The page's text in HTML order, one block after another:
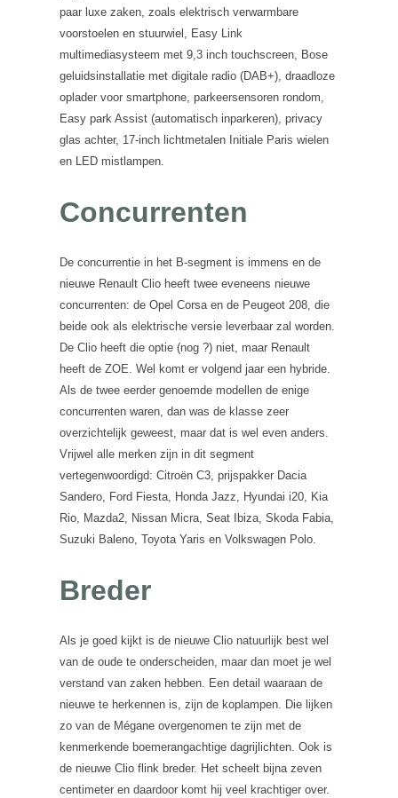
paar luxe zaken, zoals elektrisch verwarmbare
voorstoelen en stuurwiel, Easy Link
multimediasysteem met 9,3 inch touchscreen, Bose
geluidsinstallatie met digitale radio (DAB+), draadloze
oplader voor smartphone, parkeersensoren rondom,
Easy park Assist (automatisch inparkeren), privacy
glas achter, 17-inch lichtmetalen Initiale Paris wielen
en LED mistlampen.
Concurrenten
De concurrentie in het B-segment is immens en de
nieuwe Renault Clio heeft twee eveneens nieuwe
concurrenten: de Opel Corsa en de Peugeot 208, die
beide ook als elektrische versie leverbaar zal worden.
De Clio heeft die optie (nog ?) niet, maar Renault
heeft de ZOE. Wel komt er volgend jaar een hybride.
Als de twee eerder genoemde modellen de enige
concurrenten waren, dan was de klasse zeer
overzichtelijk geweest, maar dat is wel even anders.
Vrijwel alle merken zijn in dit segment
vertegenwoordigd: Citroën C3, prijspakker Dacia
Sandero, Ford Fiesta, Honda Jazz, Hyundai i20, Kia
Rio, Mazda2, Nissan Micra, Seat Ibiza, Skoda Fabia,
Suzuki Baleno, Toyota Yaris en Volkswagen Polo.
Breder
Als je goed kijkt is de nieuwe Clio natuurlijk best wel
van de oude te onderscheiden, maar dan moet je wel
verstand van zaken hebben. Een detail waaraan de
nieuwe te herkennen is, zijn de koplampen. Die lijken
zo van de Mégane overgenomen te zijn met de
kenmerkende boemerangachtige dagrijlichten. Ook is
de nieuwe Clio flink breder. Het scheelt bijna zeven
centimeter en daardoor komt hij veel krachtiger over.